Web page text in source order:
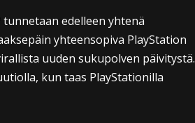
tunnetaan edelleen yhtenä
yhteensopiva PlayStation
uuden sukupolven päivitystä.
kun taas PlayStationilla